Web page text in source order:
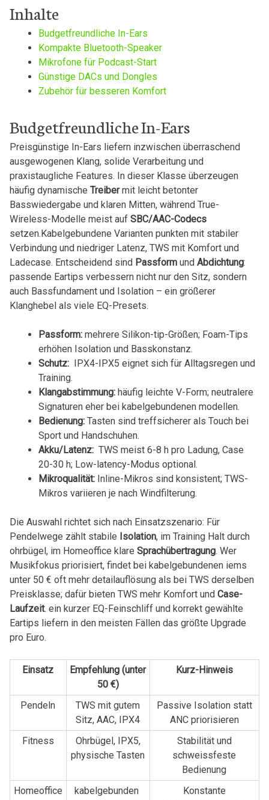
Inhalte
Budgetfreundliche In-Ears
Kompakte Bluetooth-Speaker
Mikrofone für Podcast-Start
Günstige DACs und ‌Dongles
Zubehör für ⁣besseren‍ Komfort
Budgetfreundliche In-Ears
Preisgünstige In-Ears liefern inzwischen überraschend
ausgewogenen ​Klang, solide Verarbeitung⁣ und
praxistaugliche ⁤Features. In ⁤dieser Klasse ⁣überzeugen
häufig dynamische Treibermit leicht betonter
Basswiedergabe und klaren ‍Mitten, ⁤während True-
Wireless-Modelle ⁤meist auf SBC/AAC-Codecs
setzen.Kabelgebundene Varianten punkten mit‌ stabiler
‌Verbindung ‍und niedriger ‍Latenz, TWS mit Komfort und
Ladecase. Entscheidend sind⁣ Passformund Abdichtung:
passende Eartips verbessern nicht nur den Sitz, sondern
auch Bassfundament und ⁢Isolation – ein größerer
Klanghebel als ⁢viele EQ-Presets.
Passform:mehrere ⁣Silikon-tip-Größen; ⁤Foam-Tips
erhöhen Isolation und Basskonstanz.
Schutz:⁣ IPX4-IPX5 eignet sich für Alltagsregen⁤ und ​
Training.
Klangabstimmung:häufig leichte⁣ V-Form; neutralere
Signaturen eher ‍bei kabelgebundenen modellen.
Bedienung:Tasten⁤ sind treffsicherer als Touch bei
Sport und Handschuhen.
Akku/Latenz:⁤ TWS meist 6-8 h pro‌ Ladung, Case
20-30 h; Low-latency-Modus optional.
Mikroqualität:Inline-Mikros⁢ sind⁣ konsistent; TWS-
Mikros⁤ variieren je nach Windfilterung.
Die ⁢Auswahl richtet​ sich nach Einsatzszenario: ⁤Für
Pendelwege zählt stabile Isolation, im Training ‌Halt durch
⁣ohrbügel, im Homeoffice klare Sprachübertragung. Wer
Musikfokus priorisiert, findet bei‌ kabelgebundenen⁤ iems
unter ⁢50 € oft mehr detailauflösung ⁣als bei TWS derselben
Preisklasse; dafür⁢ bieten TWS mehr Komfort und Case-
Laufzeit. ein kurzer ⁣EQ-Feinschliff‍ und korrekt gewählte⁤
Eartips liefern ⁤in den‌ meisten Fällen das größte ​Upgrade⁢
pro Euro.
Einsatz
Empfehlung (unter​
50 €)
Kurz-Hinweis
Pendeln
TWS mit gutem
Sitz, AAC, IPX4
Passive Isolation statt
ANC priorisieren
Fitness
Ohrbügel, ⁣IPX5,
physische Tasten
Stabilität‌ und
schweissfeste
Bedienung
Homeoffice
kabelgebunden ​
Konstante